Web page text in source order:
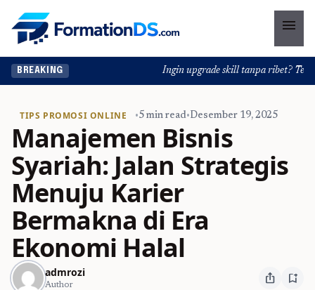
menu
BREAKING Ingin upgrade skill tanpa ribet?
TIPS PROMOSI ONLINE •5 min read•Desember 19, 2025
Manajemen Bisnis
Syariah: Jalan Strategis
Menuju Karier
Bermakna di Era
Ekonomi Halal
admrozi
Author ios_share bookmark_add